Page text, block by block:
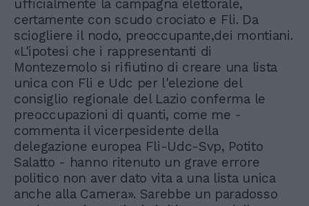
ufficialmente la campagna elettorale,
certamente con scudo crociato e Fli. Da
sciogliere il nodo, preoccupante,dei montiani.
«L'ipotesi che i rappresentanti di
Montezemolo si rifiutino di creare una lista
unica con Fli e Udc per l'elezione del
consiglio regionale del Lazio conferma le
preoccupazioni di quanti, come me -
commenta il vicerpesidente della
delegazione europea Fli-Udc-Svp, Potito
Salatto - hanno ritenuto un grave errore
politico non aver dato vita a una lista unica
anche alla Camera». Sarebbe un paradosso